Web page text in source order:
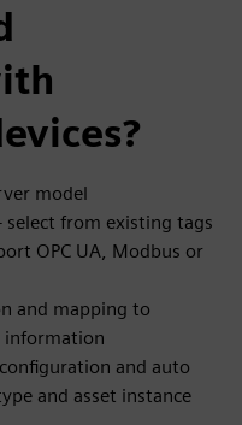
model
select from existing tags
OPC UA, Modbus or
and mapping to
information
and auto
and asset instance